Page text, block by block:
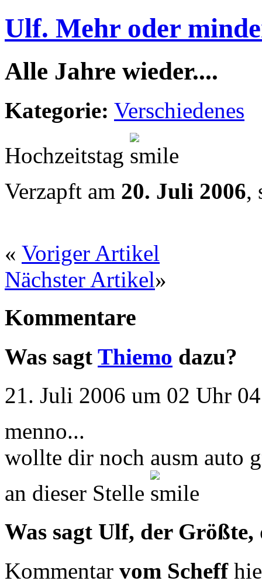
Ulf. Mehr oder
Alle Jahre wieder....
Kategorie: Verschiedenes
Hochzeitstag
Verzapft am 20. Juli 2006,
« Voriger Artikel
Nächster Artikel»
Kommentare
Was sagt Thiemo dazu?
21. Juli 2006 um 02 Uhr
menno...
wollte dir noch ausm auto
an dieser Stelle
Was sagt Ulf, der Größte,
Kommentar vom Scheff